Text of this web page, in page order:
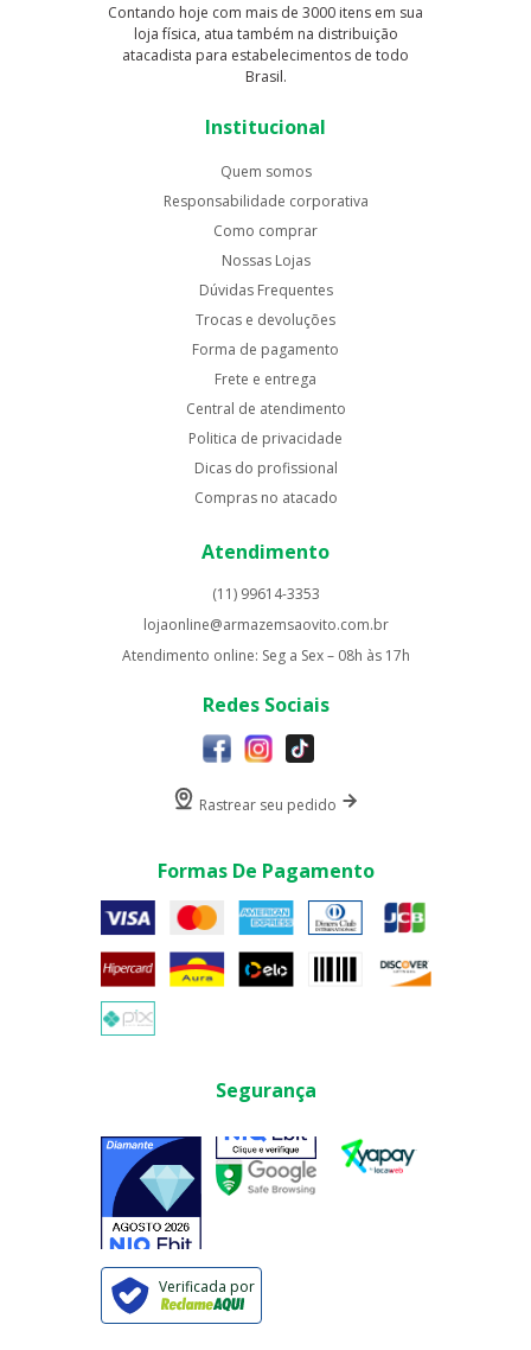
Contando hoje com mais de 3000 itens em sua
loja física, atua também na distribuição
atacadista para estabelecimentos de todo
Brasil.
Institucional
Quem somos
Responsabilidade corporativa
Como comprar
Nossas Lojas
Dúvidas Frequentes
Trocas e devoluções
Forma de pagamento
Frete e entrega
Central de atendimento
Politica de privacidade
Dicas do profissional
Compras no atacado
Atendimento
(11) 99614-3353
lojaonline@armazemsaovito.com.br
Atendimento online: Seg a Sex – 08h às 17h
Redes Sociais
Rastrear seu pedido
Formas De Pagamento
Segurança
Verificada por